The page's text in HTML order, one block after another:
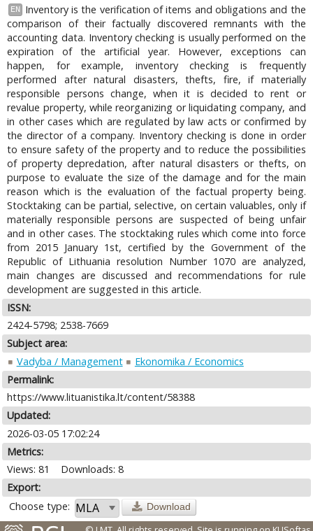
EN
Inventory is the verification of items and obligations and the
comparison of their factually discovered remnants with the
accounting data. Inventory checking is usually performed on the
expiration of the artificial year. However, exceptions can
happen, for example, inventory checking is frequently
performed after natural disasters, thefts, fire, if materially
responsible persons change, when it is decided to rent or
revalue property, while reorganizing or liquidating company, and
in other cases which are regulated by law acts or confirmed by
the director of a company. Inventory checking is done in order
to ensure safety of the property and to reduce the possibilities
of property depredation, after natural disasters or thefts, on
purpose to evaluate the size of the damage and for the main
reason which is the evaluation of the factual property being.
Stocktaking can be partial, selective, on certain valuables, only if
materially responsible persons are suspected of being unfair
and in other cases. The stocktaking rules which come into force
from 2015 January 1st, certified by the Government of the
Republic of Lithuania resolution Number 1070 are analyzed,
main changes are discussed and recommendations for rule
development are suggested in this article.
ISSN:
2424-5798; 2538-7669
Subject area:
Vadyba / Management
Ekonomika / Economics
Permalink:
https://www.lituanistika.lt/content/58388
Updated:
2026-03-05 17:02:24
Metrics:
Views: 81
Downloads: 8
Export:
Choose type:
Download